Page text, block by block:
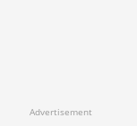
Advertisement